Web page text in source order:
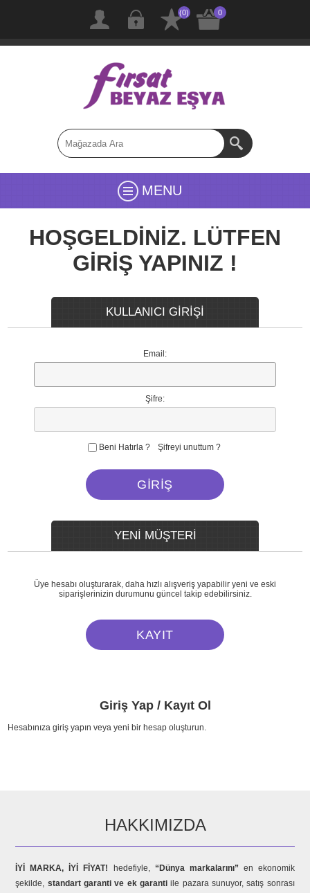
(0) 0
MENU
HOŞGELDİNİZ. LÜTFEN
GİRİŞ YAPINIZ !
KULLANICI GİRİŞİ
Email:
Şifre:
Beni Hatırla ? Şifreyi unuttum ?
YENİ MÜŞTERİ
Üye hesabı oluşturarak, daha hızlı alışveriş yapabilir yeni ve eski
siparişlerinizin durumunu güncel takip edebilirsiniz.
Giriş Yap / Kayıt Ol
Hesabınıza giriş yapın veya yeni bir hesap oluşturun.
HAKKIMIZDA
İYİ MARKA, İYİ FİYAT! hedefiyle, “Dünya markalarını” en ekonomik
şekilde, standart garanti ve ek garanti ile pazara sunuyor, satış sonrası